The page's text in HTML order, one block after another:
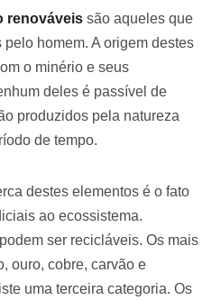
renováveis são aqueles que
homem. A origem destes
o minério e seus
deles é passível de
produzidos pela natureza
de tempo.
destes elementos é o fato
ao ecossistema.
ser recicláveis. Os mais
ouro, cobre, carvão e
uma terceira categoria. Os